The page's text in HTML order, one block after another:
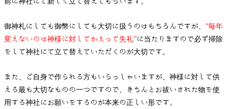
御神札にしても御幣にしても大切に扱うのはもちろんですが、 ”毎年
変えないのは神様に対してかえって失礼”に当たりますので必ず掃除
をして神社にて立て替えていただくのが大切です。
また、ご自身で作られる方もいらっしゃいますが、神様に対して供
える最も大切なものの一つですので、きちんとお祓いされた物を使
用する神社にお願いをするのが本来の正しい形です。